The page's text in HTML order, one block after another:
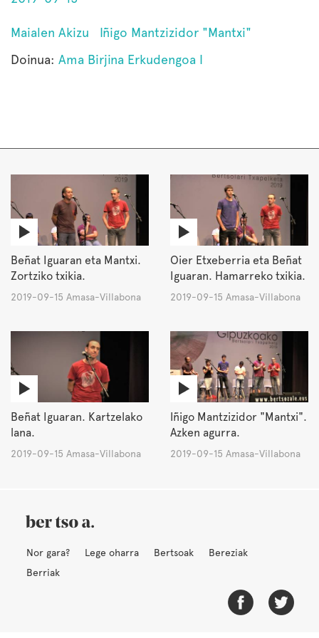
Maialen Akizu
Iñigo Mantzizidor "Mantxi"
Doinua: Ama Birjina Erkudengoa I
Beñat Iguaran eta Mantxi.
Zortziko txikia.
2019-09-15 Amasa-Villabona
Oier Etxeberria eta Beñat
Iguaran. Hamarreko txikia.
2019-09-15 Amasa-Villabona
Beñat Iguaran. Kartzelako
lana.
2019-09-15 Amasa-Villabona
Iñigo Mantzizidor "Mantxi".
Azken agurra.
2019-09-15 Amasa-Villabona
Nor gara? Lege oharra Bertsoak
Bereziak
Berriak